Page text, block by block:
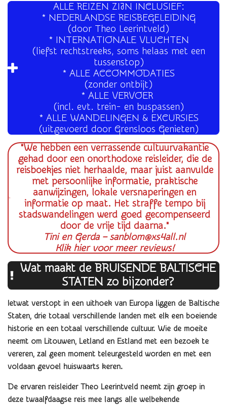
ALLE REIZEN ZIJN INCLUSIEF:
* NEDERLANDSE REISBEGELEIDING
(door Theo Leerintveld)
* INTERNATIONALE VLUCHTEN
(liefst rechtstreeks, soms helaas met een
tussenstop)
* ALLE ACCOMMODATIES
(zonder ontbijt)
* ALLE VERVOER
(incl. evt. trein- en buspassen)
* ALLE WANDELINGEN & EXCURSIES
(uitgevoerd door Grensloos Genieten)
"We hebben een verrassende cultuurvakantie
gehad door een onorthodoxe reisleider, die de
reisboekjes niet herhaalde, maar juist aanvulde
met persoonlijke informatie, praktische
aanwijzingen, lokale versnaperingen en
informatie op maat. Het straffe tempo bij
stadswandelingen werd goed gecompenseerd
door de vrije tijd daarna."
Tini en Gerda – sanblom@xs4all.nl
Klik hier voor meer reviews!
Wat maakt de BRUISENDE BALTISCHE
STATEN zo bijzonder?
Ietwat verstopt in een uithoek van Europa liggen de Baltische
Staten, drie totaal verschillende landen met elk een boeiende
historie en een totaal verschillende cultuur. Wie de moeite
neemt om Litouwen, Letland en Estland met een bezoek te
vereren, zal geen moment teleurgesteld worden en met een
voldaan gevoel huiswaarts keren.
De ervaren reisleider Theo Leerintveld neemt zijn groep in
deze twaalfdaagse reis mee langs alle welbekende